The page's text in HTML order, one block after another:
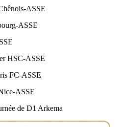
ASSE
ASSE
HSC-ASSE
FC-ASSE
ASSE
de D1 Arkema